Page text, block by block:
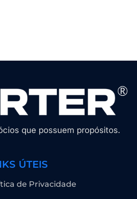
que possuem propósitos.
ÚTEIS
de Privacidade